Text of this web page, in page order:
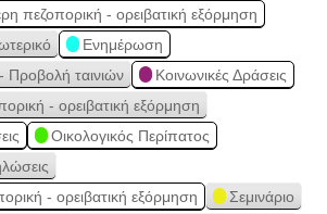
πεζοπορική - ορειβατική εξόρμηση
Ενημέρωση
Προβολή ταινιών
Κοινωνικές Δράσεις
- ορειβατική εξόρμηση
Οικολογικός Περίπατος
- ορειβατική εξόρμηση
Σεμινάριο